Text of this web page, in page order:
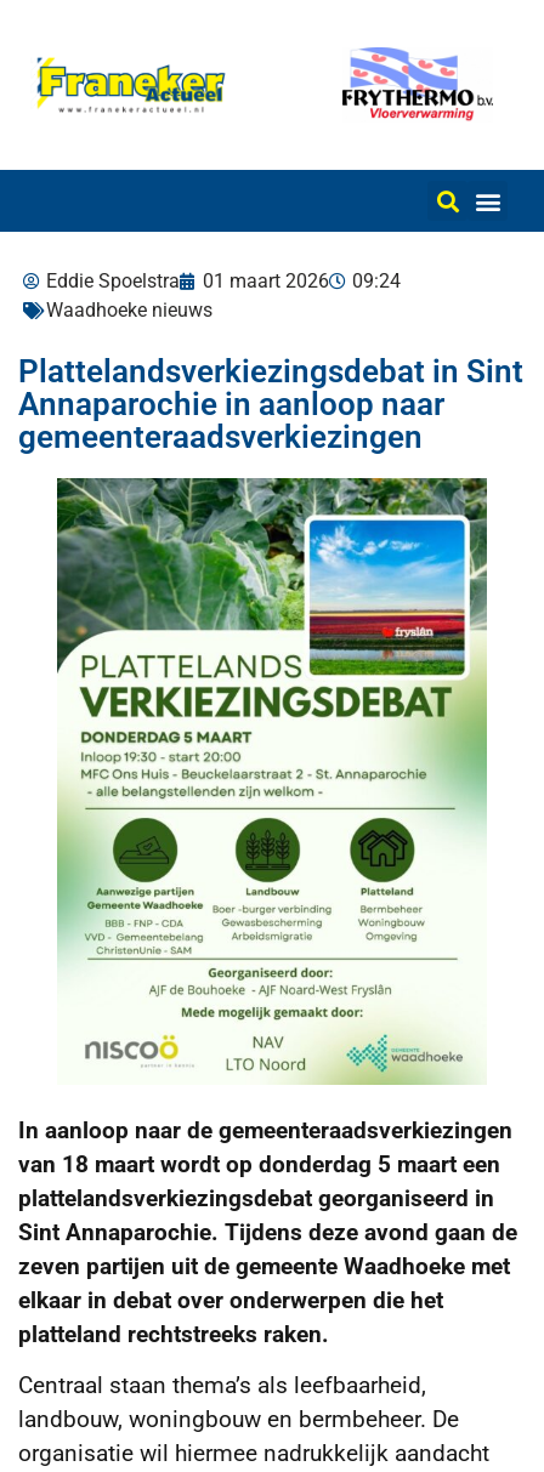
Eddie Spoelstra 01 maart 2026
09:24
Waadhoeke nieuws
Plattelandsverkiezingsdebat in Sint
Annaparochie in aanloop naar
gemeenteraadsverkiezingen
In aanloop naar de gemeenteraadsverkiezingen
van 18 maart wordt op donderdag 5 maart een
plattelandsverkiezingsdebat georganiseerd in
Sint Annaparochie. Tijdens deze avond gaan de
zeven partijen uit de gemeente Waadhoeke met
elkaar in debat over onderwerpen die het
platteland rechtstreeks raken.
Centraal staan thema’s als leefbaarheid,
landbouw, woningbouw en bermbeheer. De
organisatie wil hiermee nadrukkelijk aandacht